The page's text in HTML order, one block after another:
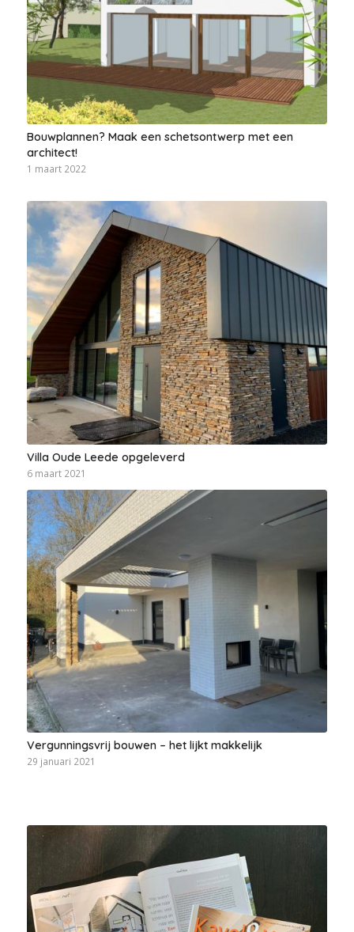
Bouwplannen? Maak een schetsontwerp met een
architect!
1 maart 2022
Villa Oude Leede opgeleverd
6 maart 2021
Vergunningsvrij bouwen – het lijkt makkelijk
29 januari 2021